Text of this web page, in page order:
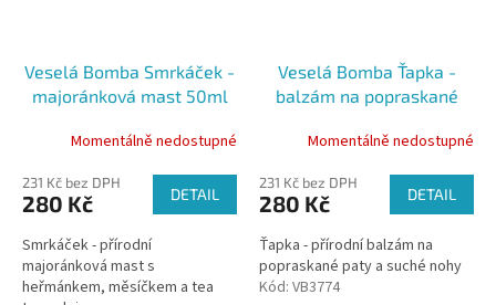
Veselá Bomba Smrkáček -
majoránková mast 50ml
Momentálně nedostupné
231 Kč bez DPH
280 Kč DETAIL
Smrkáček - přírodní
majoránková mast s
heřmánkem, měsíčkem a tea
Veselá Bomba Ťapka -
balzám na popraskané
Momentálně nedostupné
231 Kč bez DPH
280 Kč DETAIL
Ťapka - přírodní balzám na
popraskané paty a suché nohy
Kód: VB3774